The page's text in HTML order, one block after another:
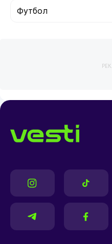
Футбол